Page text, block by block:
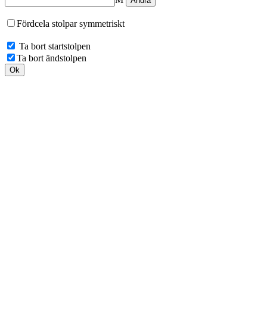
Fördcela stolpar symmetriskt
Ta bort startstolpen
Ta bort ändstolpen